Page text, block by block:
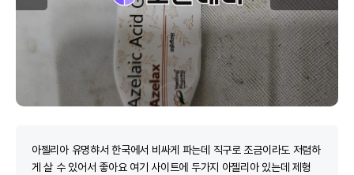
아젤리아 유명햐서 한국에서 비싸게 파는데 직구로 조금이라도 저렴하
게 살 수 있어서 좋아요 여기 사이트에 두가지 아젤리아 있는데 제형